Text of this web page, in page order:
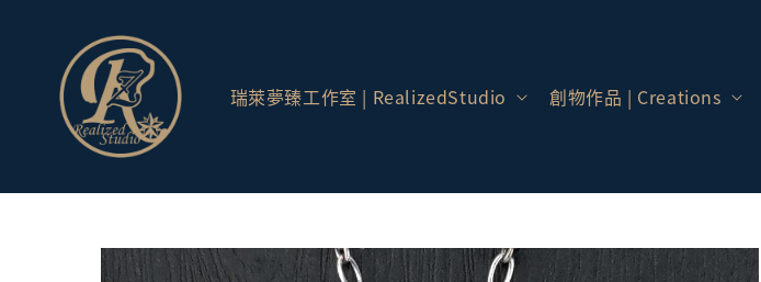
瑞萊夢臻工作室 | RealizedStudio 創物作品 | Creations